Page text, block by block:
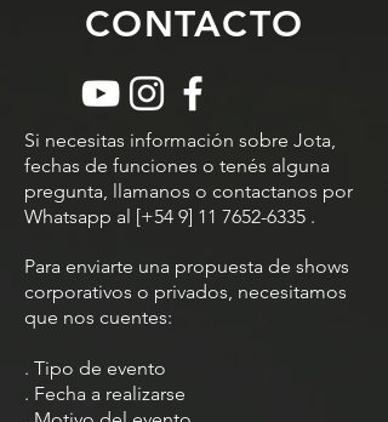
CONTACTO
Si necesitas información sobre Jota,
fechas de funciones o tenés alguna
pregunta, llamanos o contactanos por
Whatsapp al [+54 9] 11 7652-6335 .
Para enviarte una propuesta de shows
corporativos o privados, necesitamos
que nos cuentes:
. Tipo de evento
. Fecha a realizarse